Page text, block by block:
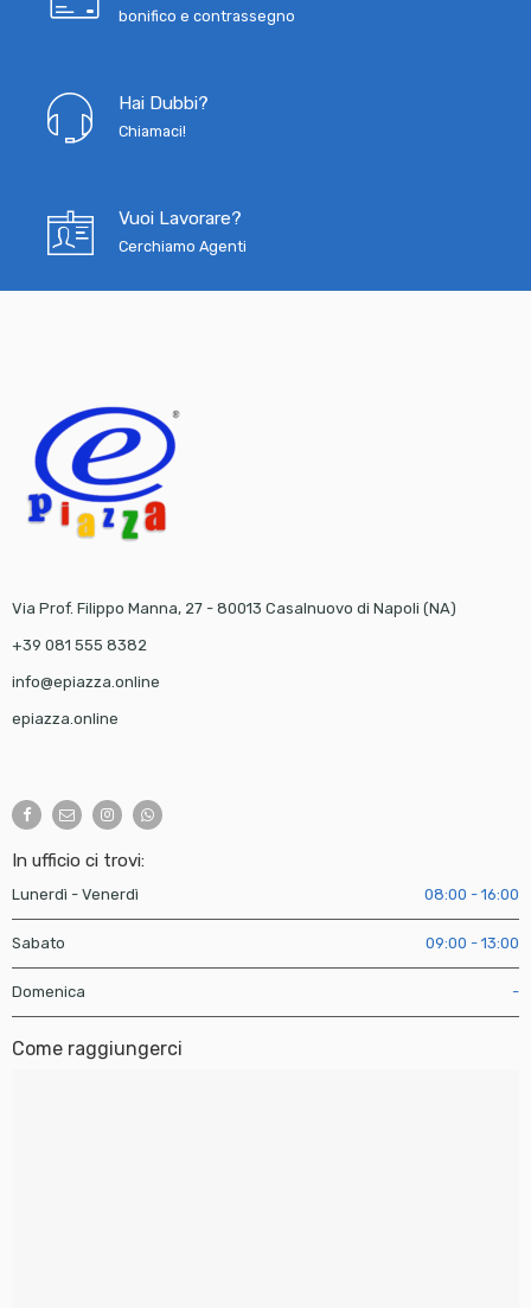
bonifico e contrassegno
Hai Dubbi?
Chiamaci!
Vuoi Lavorare?
Cerchiamo Agenti
Via Prof. Filippo Manna, 27 - 80013 Casalnuovo di Napoli (NA)
+39 081 555 8382
info@epiazza.online
epiazza.online
In ufficio ci trovi:
Lunerdì - Venerdì 08:00 - 16:00
Sabato 09:00 - 13:00
Domenica -
Come raggiungerci